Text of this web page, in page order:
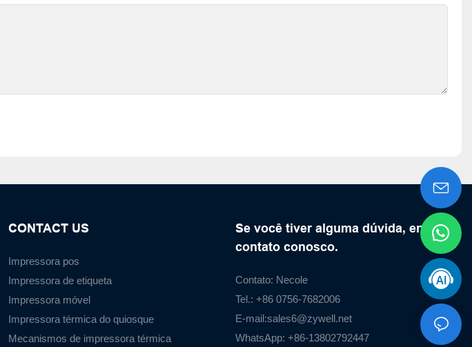
CONTACT US
Impressora pos
Impressora de etiqueta
Impressora móvel
Impressora térmica do quiosque
Mecanismos de impressora térmica
Se você tiver alguma dúvida, entre em
contato conosco.
Contato: Necole
Tel.: +86 0756-7682006
E-mail:sales6@zywell.net
WhatsApp: +86-13802792447